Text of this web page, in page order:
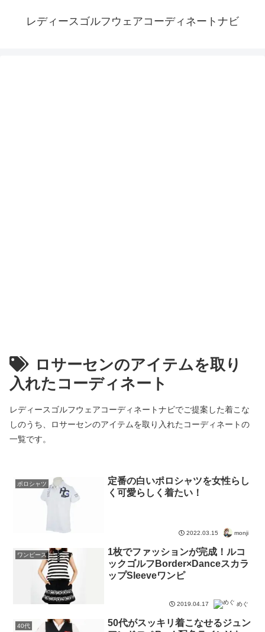
レディースゴルフウェアコーディネートナビ
ロサーセンのアイテムを取り
入れたコーディネート
レディースゴルフウェアコーディネートナビでご提案した着こな
しのうち、ロサーセンのアイテムを取り入れたコーディネートの
一覧です。
ポロシャツ
定番の白いポロシャツを女性らし
く可愛らしく着たい！
2022.03.15 monji
ワンピース
1枚でファッションが完成！ルコ
ックゴルフBorder×Danceスカラ
ップSleeveワンピ
2019.04.17 めぐ
40代
50代がスッキリ着こなせるジュン